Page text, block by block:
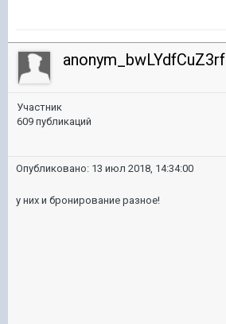
anonym_bwLYdfCuZ3rf
Участник
609 публикаций
Опубликовано: 13 июл 2018, 14:34:00
у них и бронирование разное!